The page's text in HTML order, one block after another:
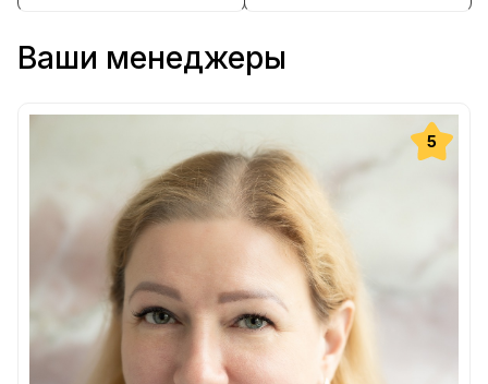
Ваши менеджеры
5